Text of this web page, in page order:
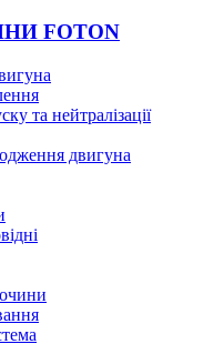
FOTON
та нейтралізації
двигуна